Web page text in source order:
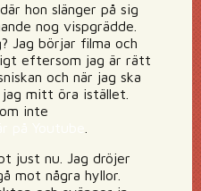
hon slänger på sig
nog vispgrädde.
Jag börjar filma och
eftersom jag är rätt
och när jag ska
mitt öra istället.
inte
just nu. Jag dröjer
mot några hyllor.